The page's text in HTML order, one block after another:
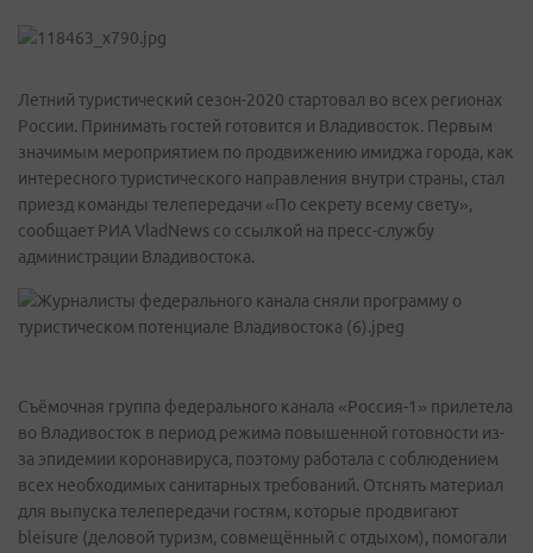
Летний туристический сезон-2020 стартовал во всех регионах
России. Принимать гостей готовится и Владивосток. Первым
значимым мероприятием по продвижению имиджа города, как
интересного туристического направления внутри страны, стал
приезд команды телепередачи «По секрету всему свету»,
сообщает РИА VladNews со ссылкой на пресс-службу
администрации Владивостока.
Съёмочная группа федерального канала «Россия-1» прилетела
во Владивосток в период режима повышенной готовности из-
за эпидемии коронавируса, поэтому работала с соблюдением
всех необходимых санитарных требований. Отснять материал
для выпуска телепередачи гостям, которые продвигают
bleisure (деловой туризм, совмещённый с отдыхом), помогали